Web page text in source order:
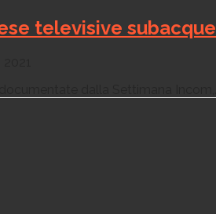
televisive subacque